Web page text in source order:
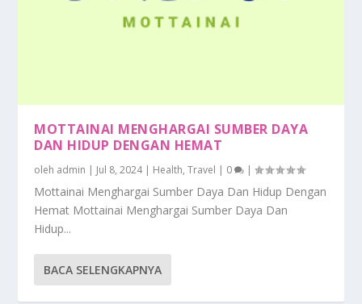
MOTTAINAI MENGHARGAI SUMBER DAYA
DAN HIDUP DENGAN HEMAT
oleh admin | Jul 8, 2024| Health,Travel | 0 |
Mottainai Menghargai Sumber Daya Dan Hidup Dengan
Hemat Mottainai Menghargai Sumber Daya Dan
Hidup...
BACA SELENGKAPNYA